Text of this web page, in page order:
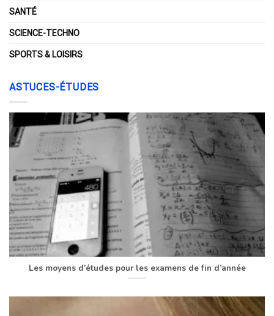
SANTÉ
SCIENCE-TECHNO
SPORTS & LOISIRS
ASTUCES-ÉTUDES
Les moyens d’études pour les examens de fin d’année